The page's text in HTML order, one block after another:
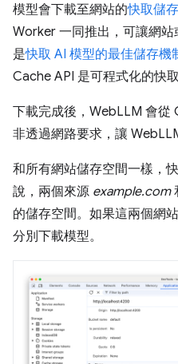
模型會下載至網站的快取儲
Worker 一同推出，可讓網
是快取 AI 模型的最佳儲存機
Cache API 是可程式化的快
下載完成後，WebLLM 會從
非透過網路要求，讓
和所有網站儲存空間一樣，
說，兩個來源 example.com
的儲存空間。如果這兩個網
分別下載模型。